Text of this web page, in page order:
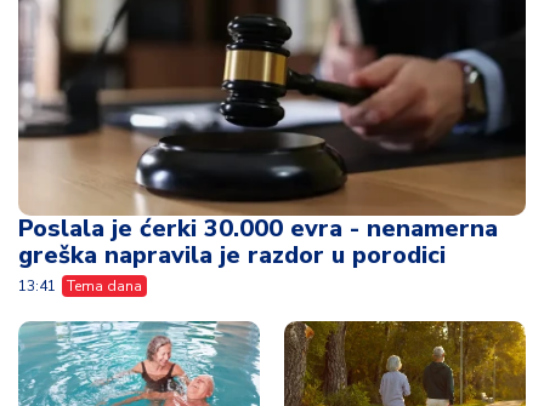
Poslala je ćerki 30.000 evra - nenamerna
greška napravila je razdor u porodici
13:41 Tema dana